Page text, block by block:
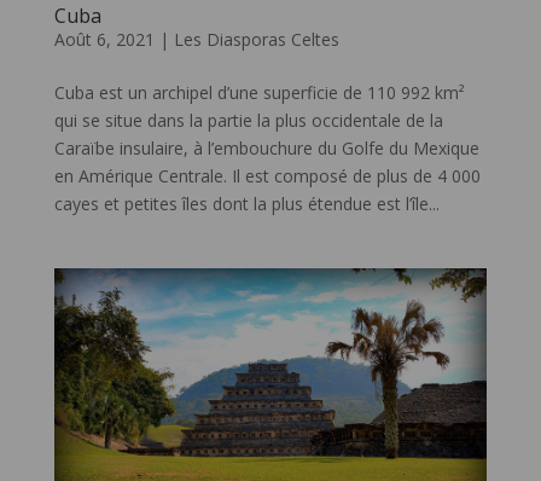
Cuba
Août 6, 2021 | Les Diasporas Celtes
Cuba est un archipel d’une superficie de 110 992 km²
qui se situe dans la partie la plus occidentale de la
Caraïbe insulaire, à l’embouchure du Golfe du Mexique
en Amérique Centrale. Il est composé de plus de 4 000
cayes et petites îles dont la plus étendue est l’île...